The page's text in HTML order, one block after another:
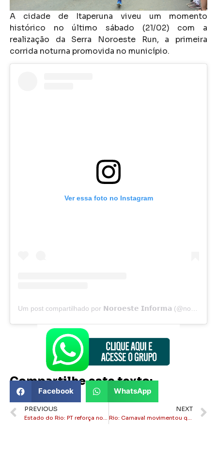
A cidade de Itaperuna viveu um momento
histórico no último sábado (21/02) com a
realização da Serra Noroeste Run, a primeira
corrida noturna promovida no município.
Ver essa foto no Instagram
Compartilhe este texto:
Facebook WhatsApp
PREVIOUS
Estado do Rio: PT reforça nominata e pode eleger até 9 deputados federais
NEXT
Rio: Carnaval movimentou quase seis bilhões de reais, diz estimativa da prefeitura